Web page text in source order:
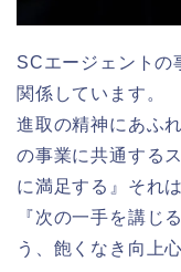
SCエージェントの
関係しています。
進取の精神にあふ
の事業に共通する
に満足する』それ
『次の一手を講じ
う、飽くなき向上